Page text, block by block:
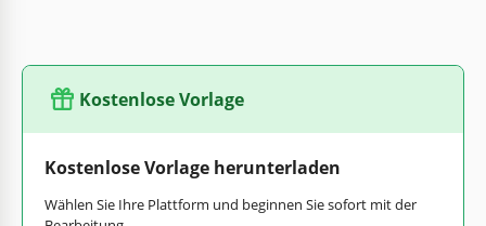
Kostenlose Vorlage
Kostenlose Vorlage herunterladen
Wählen Sie Ihre Plattform und beginnen Sie sofort mit der